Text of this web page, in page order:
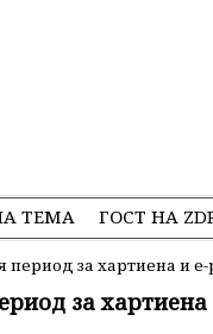
ТЕМА ГОСТ НА
период за хартиена и
за